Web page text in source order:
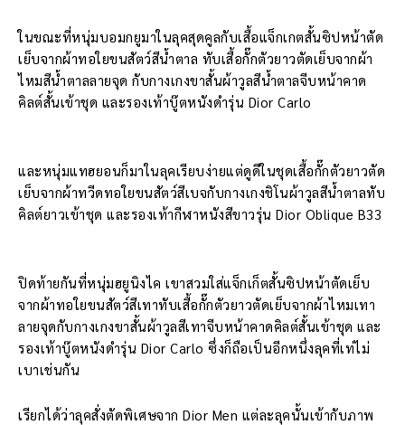
ในขณะที่หนุ่มบอมกยูมาในลุคสุดคูลกับเสื้อแจ็กเกตสั้นซิปหน้าตัด
เย็บจากผ้าทอใยขนสัตว์สีน้ำตาล ทับเสื้อกั๊กตัวยาวตัดเย็บจากผ้า
ไหมสีน้ำตาลลายจุด กับกางเกงขาสั้นผ้าวูลสีน้ำตาลจีบหน้าคาด
คิลต์สั้นเข้าชุด และรองเท้าบู๊ตหนังดำรุ่น Dior Carlo
และหนุ่มแทฮยอนก็มาในลุคเรียบง่ายแต่ดูดีในชุดเสื้อกั๊กตัวยาวตัด
เย็บจากผ้าทวีดทอใยขนสัตว์สีเบจกับกางเกงชิโนผ้าวูลสีน้ำตาลทับ
คิลต์ยาวเข้าชุด และรองเท้ากีฬาหนังสีขาวรุ่น Dior Oblique B33
ปิดท้ายกันที่หนุ่มฮยูนิงไค เขาสวมใส่แจ็กเก็ตสั้นซิปหน้าตัดเย็บ
จากผ้าทอใยขนสัตว์สีเทาทับเสื้อกั๊กตัวยาวตัดเย็บจากผ้าไหมเทา
ลายจุดกับกางเกงขาสั้นผ้าวูลสีเทาจีบหน้าคาดคิลต์สั้นเข้าชุด และ
รองเท้าบู๊ตหนังดำรุ่น Dior Carlo ซึ่งก็ถือเป็นอีกหนึ่งลุคที่เท่ไม่
เบาเช่นกัน
เรียกได้ว่าลุคสั่งตัดพิเศษจาก Dior Men แต่ละลุคนั้นเข้ากับภาพ